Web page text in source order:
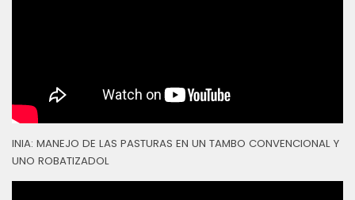
INIA: MANEJO DE LAS PASTURAS EN UN TAMBO CONVENCIONAL Y
UNO ROBATIZADOL